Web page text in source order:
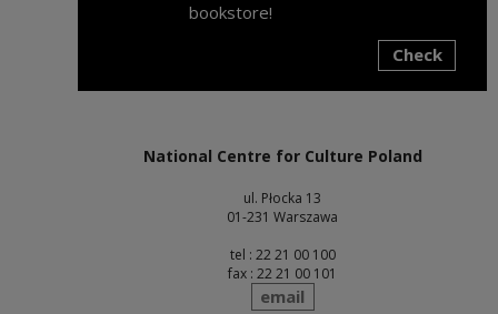
bookstore!
Check
National Centre for Culture Poland
ul. Płocka 13
01-231 Warszawa
tel : 22 21 00 100
fax : 22 21 00 101
send
email